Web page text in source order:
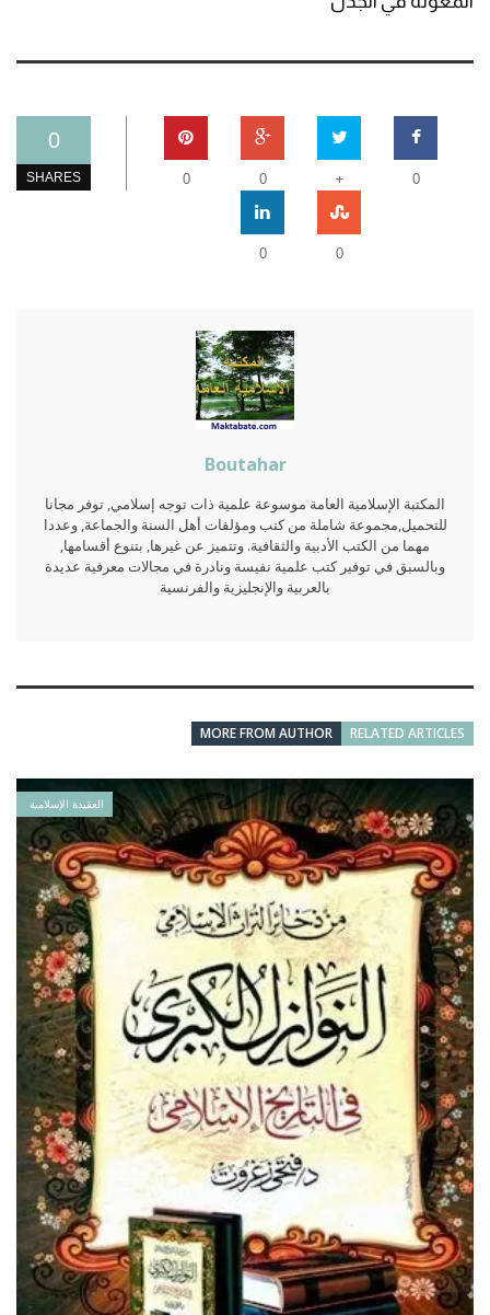
0
SHARES 0
+
0
0
0
0
Boutahar
المكتبة الإسلامية العامة موسوعة علمية ذات توجه إسلامي, توفر مجانا
للتحميل,مجموعة شاملة من كتب ومؤلفات أهل السنة والجماعة, وعددا
مهما من الكتب الأدبية والثقافية. وتتميز عن غيرها, بتنوع أقسامها,
وبالسبق في توفير كتب علمية نفيسة ونادرة في مجالات معرفية عديدة
بالعربية والإنجليزية والفرنسية
RELATED ARTICLES
MORE FROM AUTHOR
العقيدة الإسلامية